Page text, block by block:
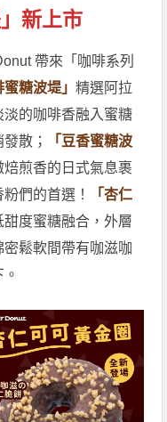
新上市
帶來「咖啡系列
蜜糖波堤」精選阿拉
淡的咖啡香融入蜜糖
散；
「豆香蜜糖波
煎香的日式氣息裹
們的首選！
「杏仁
度蜜糖融合，外層
鬆軟間帶有咖滋咖